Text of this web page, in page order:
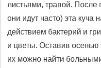
листьями, травой.
они идут часто) эта куча
действием бактерий и
и цветы. Оставив
их можно найти